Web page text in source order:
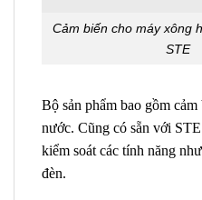
Cảm biến cho máy xông
STE
Bộ sản phẩm bao gồm
nước. Cũng có sẵn với
kiểm soát các tính năng
đèn.